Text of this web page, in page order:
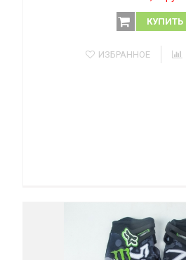
КУПИТЬ
ИЗБРАННОЕ